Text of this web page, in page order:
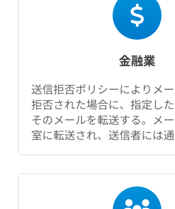
金融業
送信拒否ポリシーによりメ
拒否された場合に、指定し
そのメールを転送する。メ
室に転送され、送信者には通